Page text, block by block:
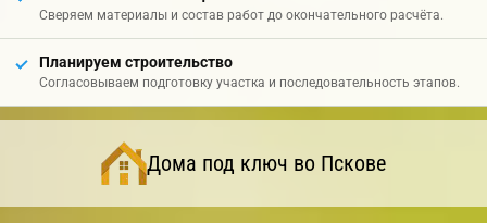
Сверяем материалы и состав работ до окончательного расчёта.
Планируем строительство
Согласовываем подготовку участка и последовательность этапов.
Дома под ключ во Пскове